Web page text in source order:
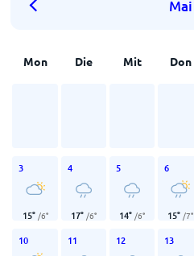
Mai
Mon Die Mit Don
3
15° /6°
4
17° /6°
5
14° /6°
6
15° /7°
10 11 12 13